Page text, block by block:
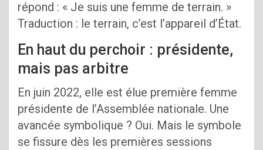
répond : « Je suis une femme de terrain. »
Traduction : le terrain, c’est l’appareil d’État.
En haut du perchoir : présidente,
mais pas arbitre
En juin 2022, elle est élue première femme
présidente de l’Assemblée nationale. Une
avancée symbolique ? Oui. Mais le symbole
se fissure dès les premières sessions